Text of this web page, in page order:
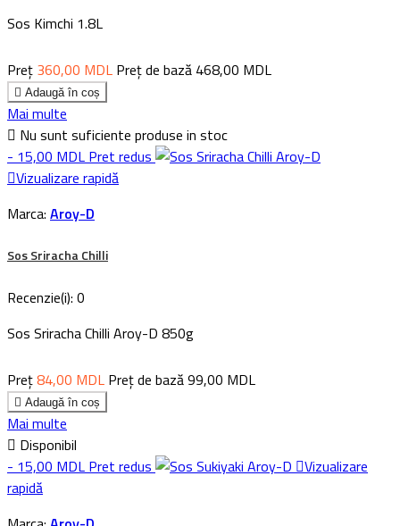
Sos Kimchi 1.8L
Preț 360,00 MDL Preț de bază 468,00 MDL
 Adaugă în coș
Mai multe
 Nu sunt suficiente produse in stoc
- 15,00 MDL Pret redus
Vizualizare rapidă
Marca: Aroy-D
Sos Sriracha Chilli
Recenzie(i): 0
Sos Sriracha Chilli Aroy-D 850g
Preț84,00 MDL Preț de bază99,00 MDL
 Adaugă în coș
Mai multe
 Disponibil
- 15,00 MDL Pret redus Vizualizare
rapidă